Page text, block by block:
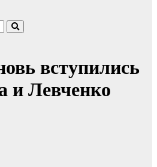
вступились
и Левченко